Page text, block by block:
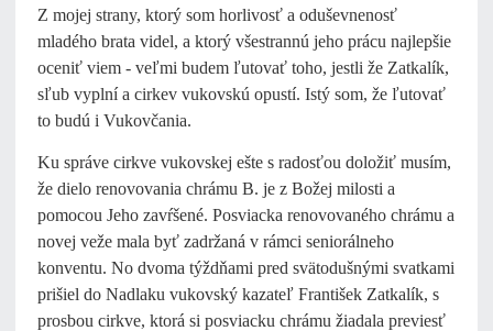
Z mojej strany, ktorý som horlivosť a oduševnenosť
mladého brata videl, a ktorý všestrannú jeho prácu najlepšie
oceniť viem - veľmi budem ľutovať toho, jestli že Zatkalík,
sľub vyplní a cirkev vukovskú opustí. Istý som, že ľutovať
to budú i Vukovčania.
Ku správe cirkve vukovskej ešte s radosťou doložiť musím,
že dielo renovovania chrámu B. je z Božej milosti a
pomocou Jeho zavŕšené. Posviacka renovovaného chrámu a
novej veže mala byť zadržaná v rámci seniorálneho
konventu. No dvoma týždňami pred svätodušnými svatkami
prišiel do Nadlaku vukovský kazateľ František Zatkalík, s
prosbou cirkve, ktorá si posviacku chrámu žiadala previesť